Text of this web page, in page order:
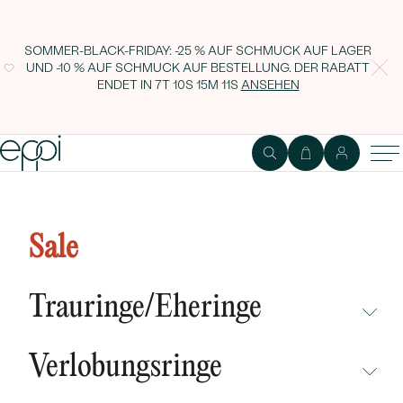
SOMMER-BLACK-FRIDAY: -25 % AUF SCHMUCK AUF LAGER
UND -10 % AUF SCHMUCK AUF BESTELLUNG. DER RABATT
ENDET IN 7T 10S 15M 11S ANSEHEN
Sale
Trauringe/Eheringe
NEUHEITEN
Verlobungsringe
Memoryring mit Diamanten Tiall